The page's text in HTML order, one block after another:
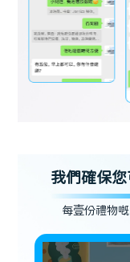
我們確保
每壹份禮物